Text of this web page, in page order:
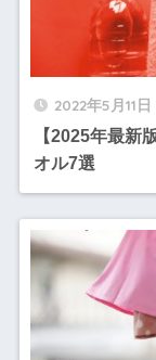
2022年5月11日
【2025年最新
オル7選